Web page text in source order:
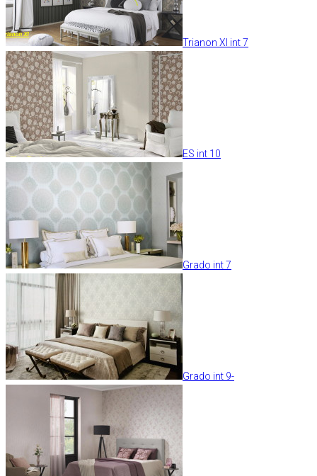
Trianon XI int 7
ES int 10
Grado int 7
Grado int 9-